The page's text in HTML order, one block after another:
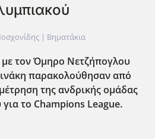
| Βηματάκια
τον Όμηρο Νετζήπογλου
παρακολούθησαν από
της ανδρικής ομάδας
το Champions League.